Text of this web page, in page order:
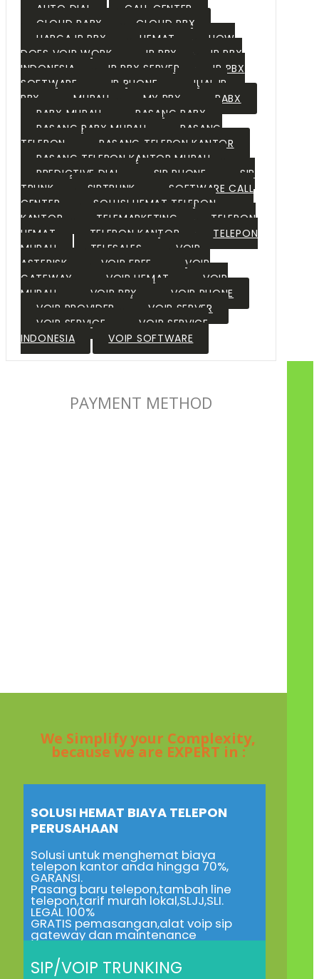
AUTO DIAL
CALL CENTER
CLOUD PABX
CLOUD PBX
HARGA IP PBX
HEMAT
HOW
DOES VOIP WORK
IP PBX
IP PBX
INDONESIA
IP PBX SERVER
IP PBX
SOFTWARE
IP PHONE
JUAL IP
PBX
MURAH MY PBX
PABX
PABX MURAH
PASANG PABX
PASANG PABX MURAH
PASANG
TELEPON
PASANG TELEPON KANTOR
PASANG TELEPON KANTOR MURAH
PREDICTIVE DIAL
SIP PHONE
SIP
TRUNK
SIPTRUNK
SOFTWARE CALL
CENTER
SOLUSI HEMAT TELEPON
KANTOR
TELEMARKETING
TELEPON
HEMAT
TELEPON KANTOR
TELEPON
MURAH
TELESALES
VOIP
ASTERISK
VOIP FREE
VOIP
GATEWAY
VOIP HEMAT
VOIP
MURAH
VOIP PBX
VOIP PHONE
VOIP PROVIDER
VOIP SERVER
VOIP SERVICE
VOIP SERVICE
INDONESIA
VOIP SOFTWARE
PAYMENT METHOD
We Simplify your Complexity,
because we are EXPERT in :
SOLUSI HEMAT BIAYA TELEPON
PERUSAHAAN
Solusi untuk menghemat biaya
telepon kantor anda hingga 70%,
GARANSI.
Pasang baru telepon,tambah line
telepon,tarif murah lokal,SLJJ,SLI.
LEGAL 100%
GRATIS pemasangan,alat voip sip
gateway dan maintenance
SIP/VOIP TRUNKING